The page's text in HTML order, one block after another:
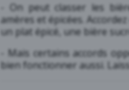
- On peut classer les
amères et épicées.
un plat épicé, une bière
- Mais certains accords
bien fonctionner aussi.